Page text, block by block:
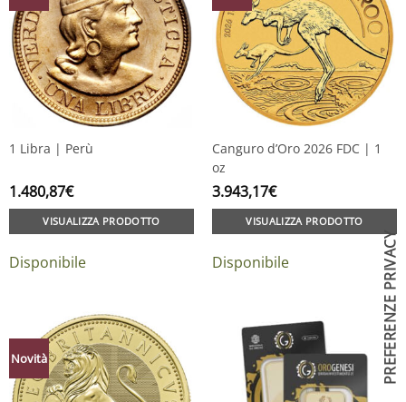
1 Libra | Perù
1.480,87€
VISUALIZZA PRODOTTO
Disponibile
Canguro d’Oro 2026 FDC | 1
oz
3.943,17€
VISUALIZZA PRODOTTO
Disponibile
Novità